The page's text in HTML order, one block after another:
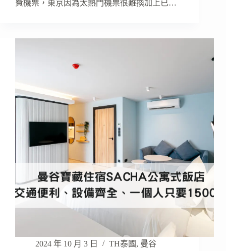
費機票，東京因為太熱門機票很難換加上已…
2024 年 10 月 3 日 TH泰國 , 曼谷